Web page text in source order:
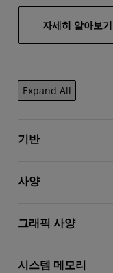
자세히 알아보기
Expand All
기반
사양
그래픽 사양
시스템 메모리